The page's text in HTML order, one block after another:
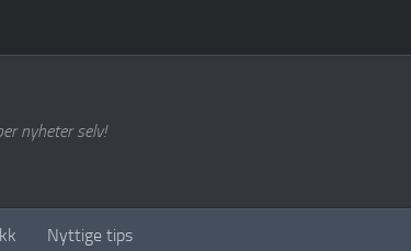
nyheter selv!
Nyttige tips